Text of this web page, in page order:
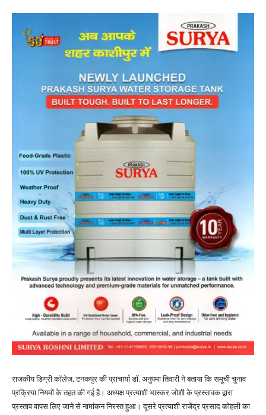
राजकीय डिग्री कॉलेज, टनकपुर की प्राचार्या डॉ. अनुपमा तिवारी ने बताया कि समूची चुनाव
प्रक्रिया नियमों के तहत की गई है। अध्यक्ष प्रत्याशी भास्कर जोशी के प्रस्तावक द्वारा
प्रस्ताव वापस लिए जाने से नामांकन निरस्त हुआ। दूसरे प्रत्याशी राजेंद्र प्रसाद कोहली का